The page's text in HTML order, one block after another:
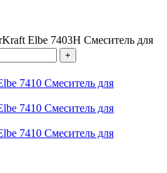
Elbe 7403H Смеситель для